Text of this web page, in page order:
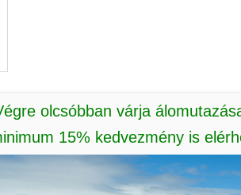
olcsóbban várja
15% kedvezmény is